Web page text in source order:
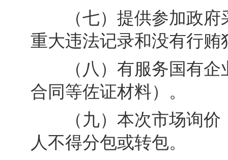
（七）提供参加政府
重大违法记录和没有行
（八）有服务国有企
合同等佐证材料）。
（九）本次市场询价
人不得分包或转包。